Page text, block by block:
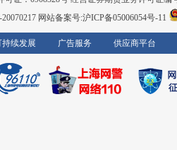
网站备案号:沪ICP备05006054号-11
持续发展 广告服务 供应商平台